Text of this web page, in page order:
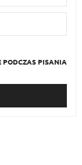
PODCZAS PISANIA